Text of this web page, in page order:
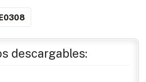
descargables: